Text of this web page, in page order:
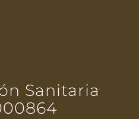
Sanitaria